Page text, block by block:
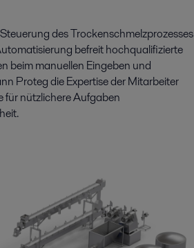
des Trockenschmelzprozesses
befreit hochqualifizierte
beim manuellen Eingeben und
Proteg die Expertise der Mitarbeiter
für nützlichere Aufgaben